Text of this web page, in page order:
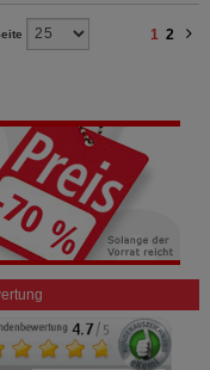
Medien
1 2